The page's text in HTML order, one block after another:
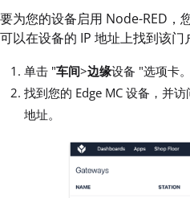
要为您的设备启用 Node-RED，
可以在设备的 IP 地址上找到该门
单击 "车间>边缘设备 "选项卡。
找到您的 Edge MC 设备，并
地址。